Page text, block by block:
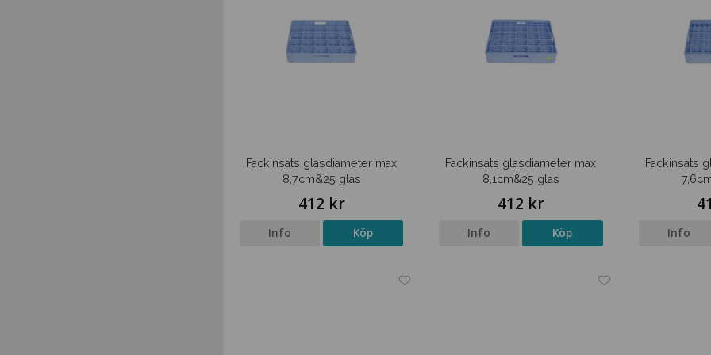
Fackinsats glasdiameter max
8,7cm&25 glas
412 kr
Info Köp
Fackinsats glasdiameter max
8,1cm&25 glas
412 kr
Info Köp
Fackinsats
Info